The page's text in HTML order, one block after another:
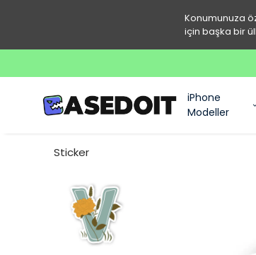
Konumunuza
için başka bir
iPhone
Modeller
Sticker